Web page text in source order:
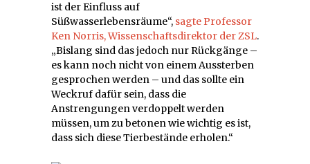
ist der Einfluss auf
Süßwasserlebensräume“, sagte Professor
Ken Norris, Wissenschaftsdirektor der ZSL.
„Bislang sind das jedoch nur Rückgänge –
es kann noch nicht von einem Aussterben
gesprochen werden – und das sollte ein
Weckruf dafür sein, dass die
Anstrengungen verdoppelt werden
müssen, um zu betonen wie wichtig es ist,
dass sich diese Tierbestände erholen.“